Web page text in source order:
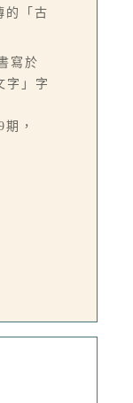
的「古
寫於
字」字
，